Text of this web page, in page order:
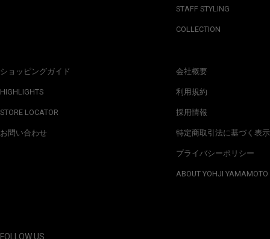
ショッピングガイド
HIGHLIGHTS
STORE LOCATOR
お問い合わせ
STAFF STYLING
COLLECTION
会社概要
利用規約
採用情報
特定商取引法に基づく表示
プライバシーポリシー
ABOUT YOHJI YAMAMOTO
FOLLOW US